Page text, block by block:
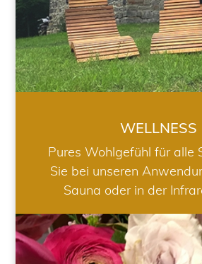
WELLNESS
Pures Wohlgefühl für alle
Sie bei unseren
Sauna oder in der